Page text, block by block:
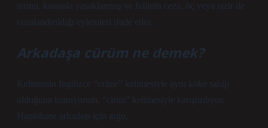
terimi, kanunla yasaklanmış ve failinin ceza, öç veya tazir ile
cezalandırıldığı eylemleri ifade eder.
Arkadaşa cürüm ne demek?
Kelimenin İngilizce “crime” kelimesiyle aynı köke sahip
olduğuna inanıyorum. “cirim” kelimesiyle karıştırılıyor.
Hapishane arkadaşı için argo.